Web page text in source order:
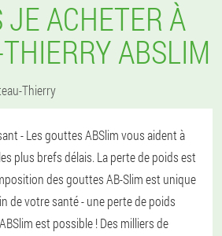
JE ACHETER À
ABSLIM
Thierry
- Les gouttes ABSlim vous aident à
plus brefs délais. La perte de poids est
des gouttes AB-Slim est unique
de votre santé - une perte de poids
est possible ! Des milliers de